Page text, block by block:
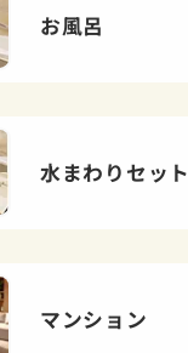
お風呂
水まわりセット
マンション